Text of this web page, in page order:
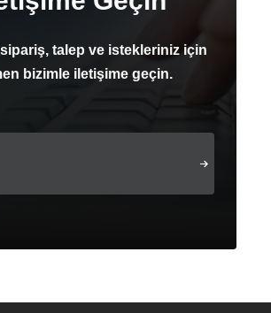
talep ve istekleriniz için
bizimle iletişime geçin.